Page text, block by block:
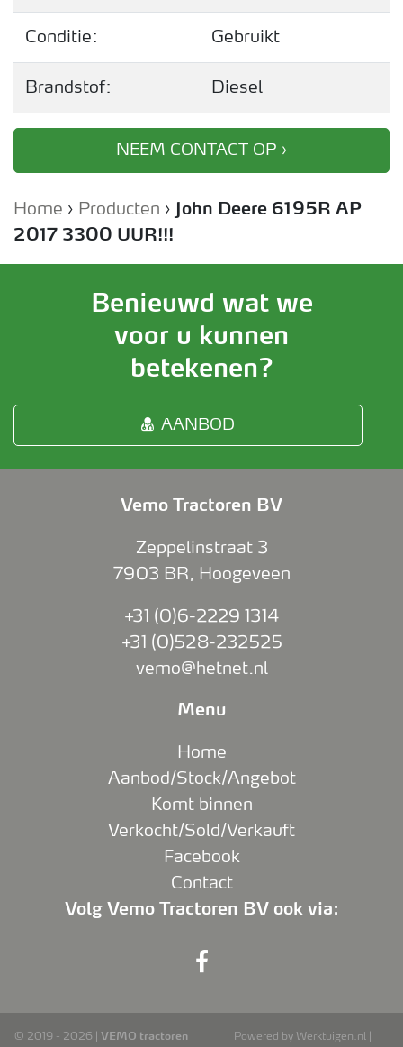
Conditie:
Gebruikt
Brandstof:
Diesel
NEEM CONTACT OP ›
Home › Producten › John Deere 6195R AP
2017 3300 UUR!!!
Benieuwd wat we
voor u kunnen
betekenen?
AANBOD
Vemo Tractoren BV
Zeppelinstraat 3
7903 BR, Hoogeveen
+31 (0)6-2229 1314
+31 (0)528-232525
vemo@hetnet.nl
Menu
Home
Aanbod/Stock/Angebot
Komt binnen
Verkocht/Sold/Verkauft
Facebook
Contact
Volg Vemo Tractoren BV ook via:
© 2019 - 2026 | VEMO tractoren
Powered by Werktuigen.nl |